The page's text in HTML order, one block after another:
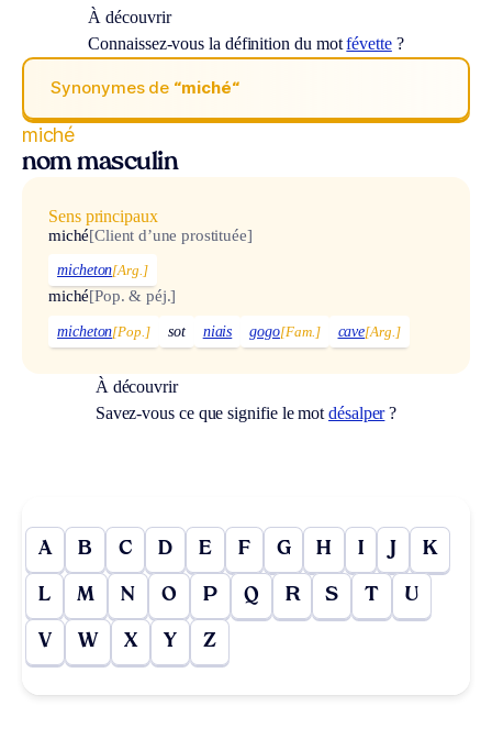
À découvrir
Connaissez-vous la définition du motfévette?
Synonymes de “miché“
miché
nom masculin
Sens principaux
miché[Client d’une prostituée]
micheton[Arg.]
miché[Pop. & péj.]
micheton[Pop.] sot niais gogo[Fam.] cave[Arg.]
À découvrir
Savez-vous ce que signifie le motdésalper?
A B C D E F G H I J K
L M N O P Q R S T U
V W X Y Z